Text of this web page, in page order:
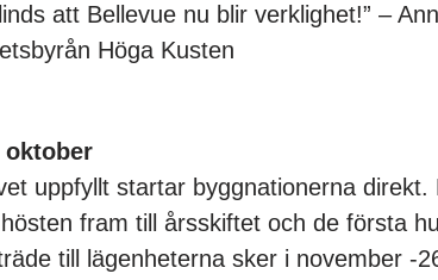
att Bellevue nu blir verklighet!” –
Höga Kusten
uppfyllt startar byggnationerna
fram till årsskiftet och de första
till lägenheterna sker i november -